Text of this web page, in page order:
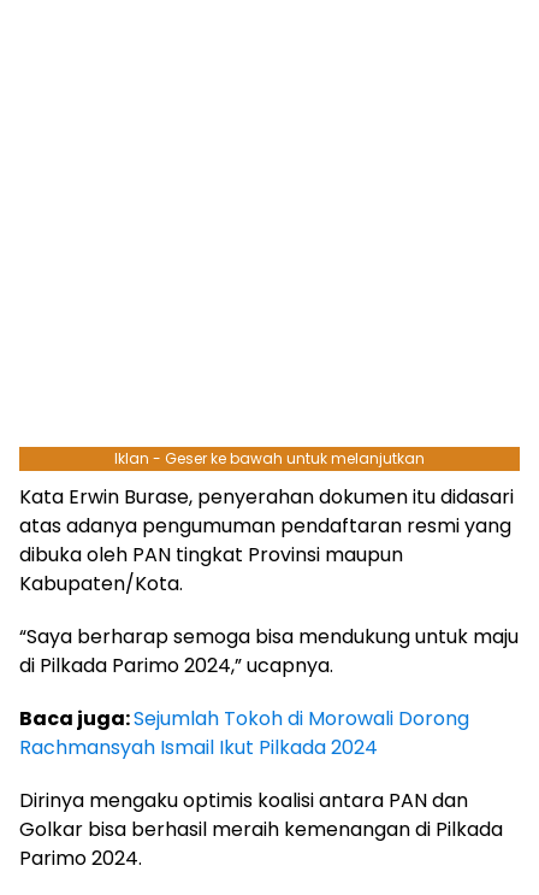
Iklan - Geser ke bawah untuk melanjutkan
Kata Erwin Burase, penyerahan dokumen itu didasari
atas adanya pengumuman pendaftaran resmi yang
dibuka oleh PAN tingkat Provinsi maupun
Kabupaten/Kota.
“Saya berharap semoga bisa mendukung untuk maju
di Pilkada Parimo 2024,” ucapnya.
Baca juga:Sejumlah Tokoh di Morowali Dorong
Rachmansyah Ismail Ikut Pilkada 2024
Dirinya mengaku optimis koalisi antara PAN dan
Golkar bisa berhasil meraih kemenangan di Pilkada
Parimo 2024.